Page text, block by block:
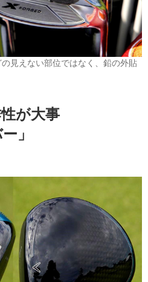
見えない部位ではなく、鉛の外貼
が大事
」